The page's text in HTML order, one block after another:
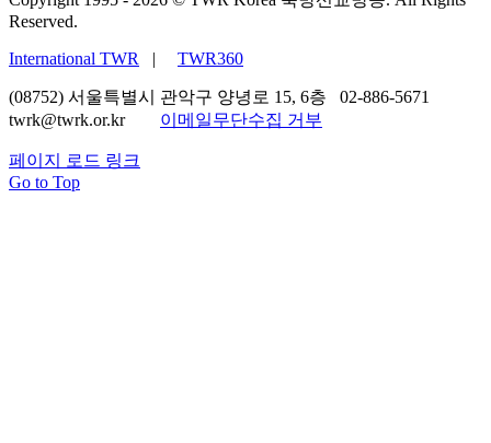
Reserved.
International TWR
| TWR360
(08752) 서울특별시 관악구 양녕로 15, 6층 02-886-5671
twrk@twrk.or.kr 이메일무단수집 거부
페이지 로드 링크
Go to Top